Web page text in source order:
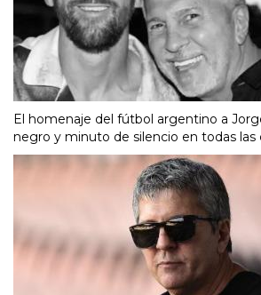
El homenaje del fútbol argentino a
negro y minuto de silencio en todas las